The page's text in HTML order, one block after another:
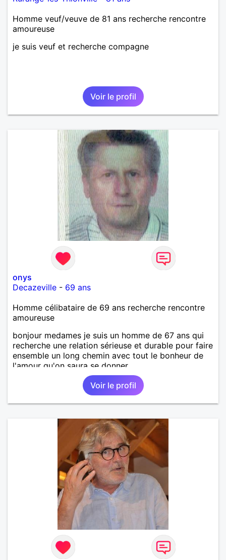
Homme veuf/veuve de 81 ans recherche rencontre
amoureuse
je suis veuf et recherche compagne
Voir le profil
onys
Decazeville - 69 ans
Homme célibataire de 69 ans recherche rencontre
amoureuse
bonjour medames je suis un homme de 67 ans qui
recherche une relation sérieuse et durable pour faire
ensemble un long chemin avec tout le bonheur de
l'amour qu'on saura se donner.
Voir le profil